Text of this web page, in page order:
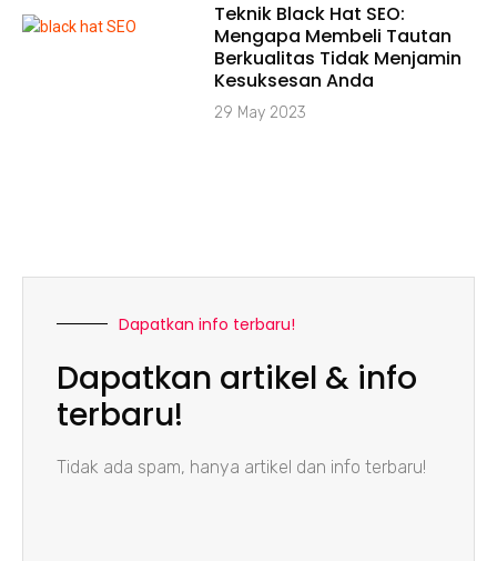
Teknik Black Hat SEO:
Mengapa Membeli Tautan
Berkualitas Tidak Menjamin
Kesuksesan Anda
29 May 2023
Dapatkan info terbaru!
Dapatkan artikel & info
terbaru!
Tidak ada spam, hanya artikel dan info terbaru!